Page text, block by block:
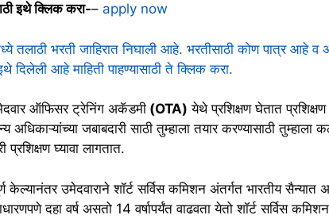
इथे क्लिक करा-– apply now
तलाठी भरती जाहिरात निघाली आहे. भरतीसाठी कोण पात्र आहे
इथे दिलेली आहे माहिती पाहण्यासाठी ते क्लिक करा.
ऑफिसर ट्रेनिंग अकॅडमी (OTA) येथे प्रशिक्षण घेतात प्रशिक्षण
जबाबदारी साठी तुम्हाला तयार करण्यासाठी तुम्हाला
घ्यावा लागतात.
केल्यानंतर उमेदवाराने शॉर्ट सर्विस कमिशन अंतर्गत भारतीय सैन्यात
दहा वर्ष असतो 14 वर्षापर्यंत वाढवता येतो शॉर्ट सर्विस